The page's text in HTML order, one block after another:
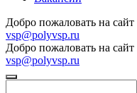
Добро пожаловать на
vsp@polyvsp.ru
Добро пожаловать на
vsp@polyvsp.ru